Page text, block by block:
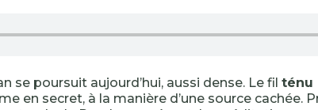
se poursuit aujourd’hui, aussi dense. Le fil ténu
en secret, à la manière d’une source cachée.